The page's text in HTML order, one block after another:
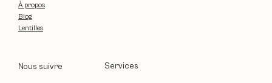
À propos
Blog
Lentilles
Nous suivre Services